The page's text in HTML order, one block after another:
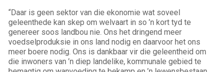
“Daar is geen sektor van die ekonomie wat soveel
geleenthede kan skep om welvaart in so ’n kort tyd te
genereer soos landbou nie. Ons het dringend meer
voedselproduksie in ons land nodig en daarvoor het ons
meer boere nodig. Ons is dankbaar vir die geleentheid om
die inwoners van ’n diep landelike, kommunale gebied te